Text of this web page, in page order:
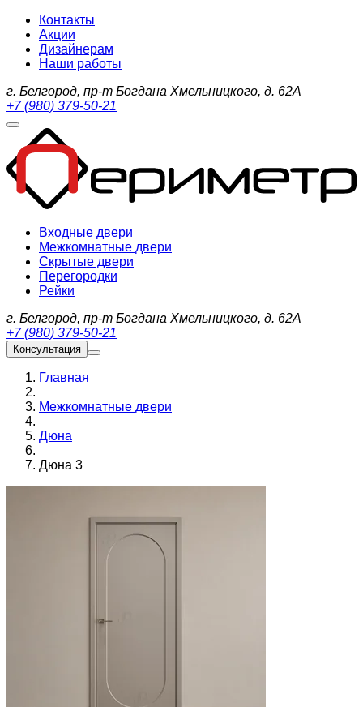
Контакты
Акции
Дизайнерам
Наши работы
г. Белгород, пр-т Богдана Хмельницкого, д. 62А
+7 (980) 379-50-21
Входные двери
Межкомнатные двери
Скрытые двери
Перегородки
Рейки
г. Белгород, пр-т Богдана Хмельницкого, д. 62А
+7 (980) 379-50-21
Консультация
Главная
Межкомнатные двери
Дюна
Дюна 3